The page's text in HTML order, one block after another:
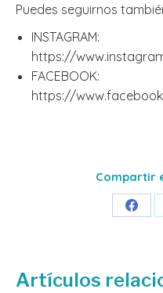
Puedes seguirnos
INSTAGRAM:
https://
FACEBOOK:
https://
Compartir
Artículos